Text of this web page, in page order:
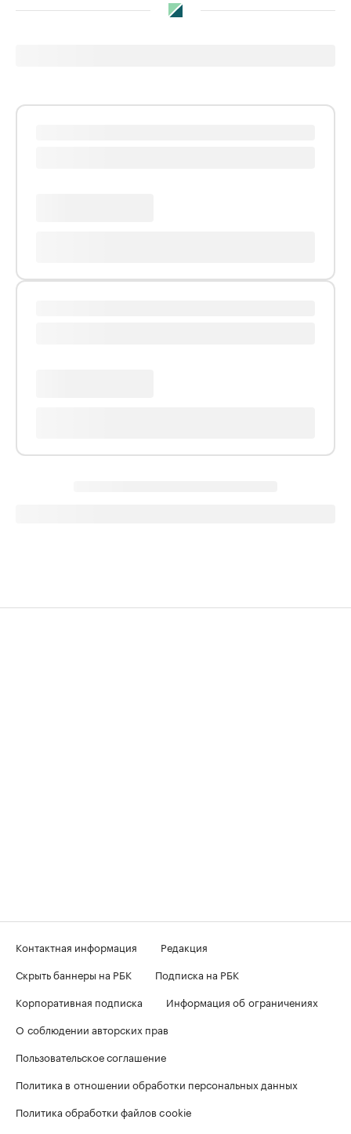
Контактная информация
Редакция
Скрыть баннеры на РБК
Подписка на РБК
Корпоративная подписка
Информация об ограничениях
О соблюдении авторских прав
Пользовательское соглашение
Политика в отношении обработки персональных данных
Политика обработки файлов cookie